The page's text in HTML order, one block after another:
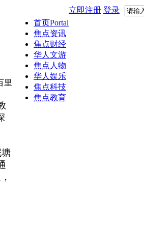
立即注册 登录
首页Portal
焦点资讯
焦点财经
华人文游
焦点人物
华人娱乐
焦点科技
焦点教育
里